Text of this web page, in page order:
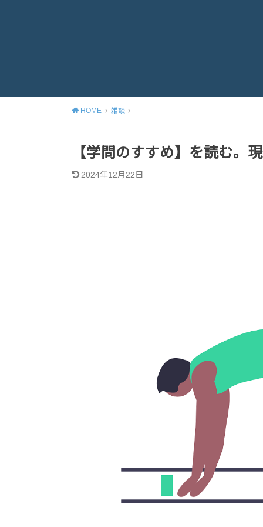
HOME 雑談
【学問のすすめ】を読む。
2024年12月22日